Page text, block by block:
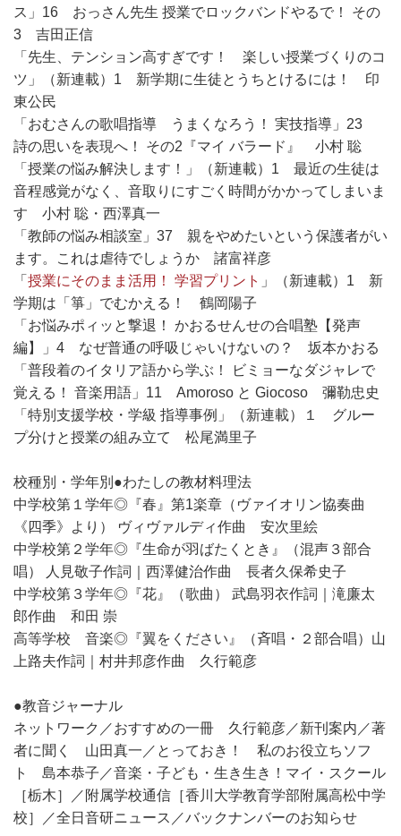
ス」16 おっさん先生 授業でロックバンドやるで！ その
3 吉田正信
「先生、テンション高すぎです！ 楽しい授業づくりのコ
ツ」（新連載）1 新学期に生徒とうちとけるには！ 印
東公民
「おむさんの歌唱指導 うまくなろう！ 実技指導」23
詩の思いを表現へ！ その2『マイ バラード』 小村 聡
「授業の悩み解決します！」（新連載）1 最近の生徒は
音程感覚がなく、音取りにすごく時間がかかってしまいま
す 小村 聡・西澤真一
「教師の悩み相談室」37 親をやめたいという保護者がい
ます。これは虐待でしょうか 諸富祥彦
「 授業にそのまま活用！ 学習プリント 」（新連載）1 新
学期は「箏」でむかえる！ 鶴岡陽子
「お悩みポィッと撃退！ かおるせんせの合唱塾【発声
編】」4 なぜ普通の呼吸じゃいけないの？ 坂本かおる
「普段着のイタリア語から学ぶ！ ビミョーなダジャレで
覚える！ 音楽用語」11 Amoroso と Giocoso 彌勒忠史
「特別支援学校・学級 指導事例」（新連載）１ グルー
プ分けと授業の組み立て 松尾満里子
校種別・学年別●わたしの教材料理法
中学校第１学年◎『春』第1楽章（ヴァイオリン協奏曲
《四季》より） ヴィヴァルディ作曲 安次里絵
中学校第２学年◎『生命が羽ばたくとき』（混声３部合
唱） 人見敬子作詞｜西澤健治作曲 長者久保希史子
中学校第３学年◎『花』（歌曲） 武島羽衣作詞｜滝廉太
郎作曲 和田 崇
高等学校 音楽◎『翼をください』（斉唱・２部合唱）山
上路夫作詞｜村井邦彦作曲 久行範彦
●教音ジャーナル
ネットワーク／おすすめの一冊 久行範彦／新刊案内／著
者に聞く 山田真一／とっておき！ 私のお役立ちソフ
ト 島本恭子／音楽・子ども・生き生き！マイ・スクール
［栃木］／附属学校通信［香川大学教育学部附属高松中学
校］／全日音研ニュース／バックナンバーのお知らせ